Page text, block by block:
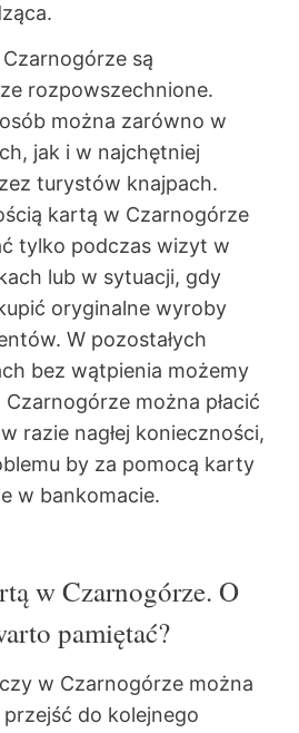
są
rozpowszechnione.
można zarówno w
jak i w najchętniej
turystów knajpach.
kartą w Czarnogórze
tylko podczas wizyt w
lub w sytuacji, gdy
oryginalne wyroby
W pozostałych
bez wątpienia możemy
można płacić
razie nagłej konieczności,
by za pomocą karty
w bankomacie.
w Czarnogórze. O
pamiętać?
w Czarnogórze można
do kolejnego